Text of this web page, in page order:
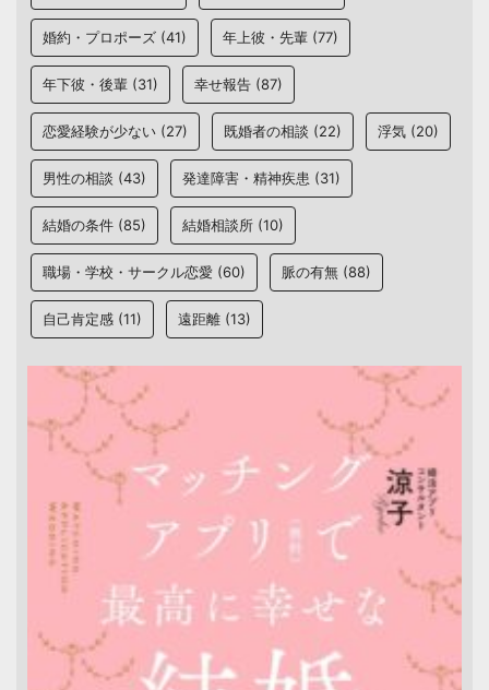
婚約・プロポーズ (41) 年上彼・先輩 (77)
年下彼・後輩 (31) 幸せ報告 (87)
恋愛経験が少ない (27) 既婚者の相談 (22) 浮気 (20)
男性の相談 (43) 発達障害・精神疾患 (31)
結婚の条件 (85) 結婚相談所 (10)
職場・学校・サークル恋愛 (60) 脈の有無 (88)
自己肯定感 (11) 遠距離 (13)